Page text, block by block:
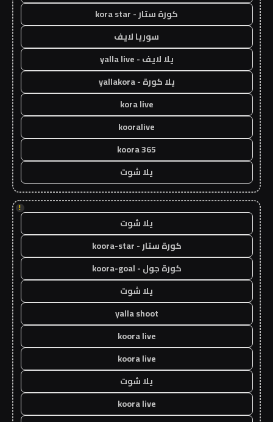
كورة ستار - kora star
سوريا لايف
يلا لايف - yalla live
يلا كورة - yallakora
kora live
kooralive
koora 365
يلا شوت
!
يلا شوت
كورة ستار - koora-star
كورة جول - koora-goal
يلا شوت
yalla shoot
koora live
koora live
يلا شوت
koora live